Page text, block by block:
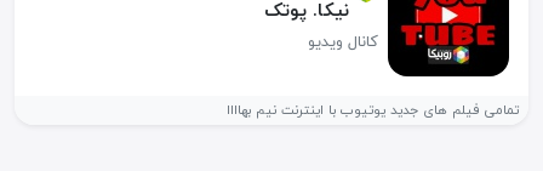
نیکا. پوتک
کانال ویدیو
تمامی فیلم های جدید یوتیوب با اینترنت نیم بهاااا